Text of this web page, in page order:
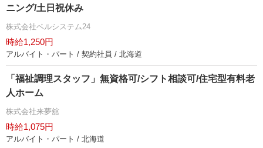
ニング/土日祝休み
株式会社ベルシステム24
時給1,250円
アルバイト・パート / 契約社員 / 北海道
「福祉調理スタッフ」無資格可/シフト相談可/住宅型有料老
人ホーム
株式会社来夢舘
時給1,075円
アルバイト・パート / 北海道